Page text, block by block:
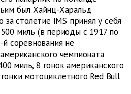
был Хайнц-Харальд
за столетие IMS принял у себя
миль (в периоды с 1917 по
соревнования не
чемпионата
миль, 8 гонок американского
мотоциклетного Red Bull